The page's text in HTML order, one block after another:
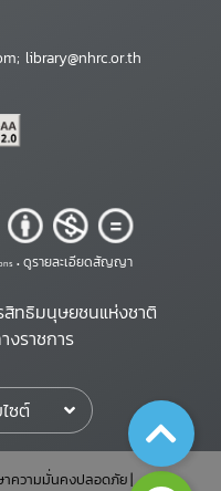
library@nhrc.or.th
• ดูรายละเอียดสัญญา
ทธิมนุษยชนแห่งชาติ
งราชการ
ซต์
าความมั่นคงปลอดภัย